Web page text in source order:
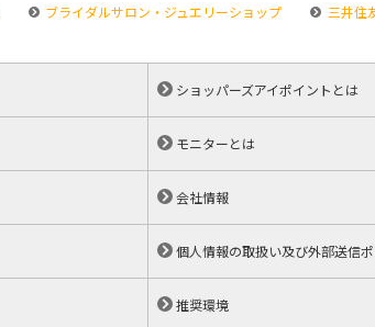
ブライダルサロン・ジュエリーショップ 三井住
ショッパーズアイポイントとは
モニターとは
会社情報
個人情報の取扱い及び外部送信
推奨環境